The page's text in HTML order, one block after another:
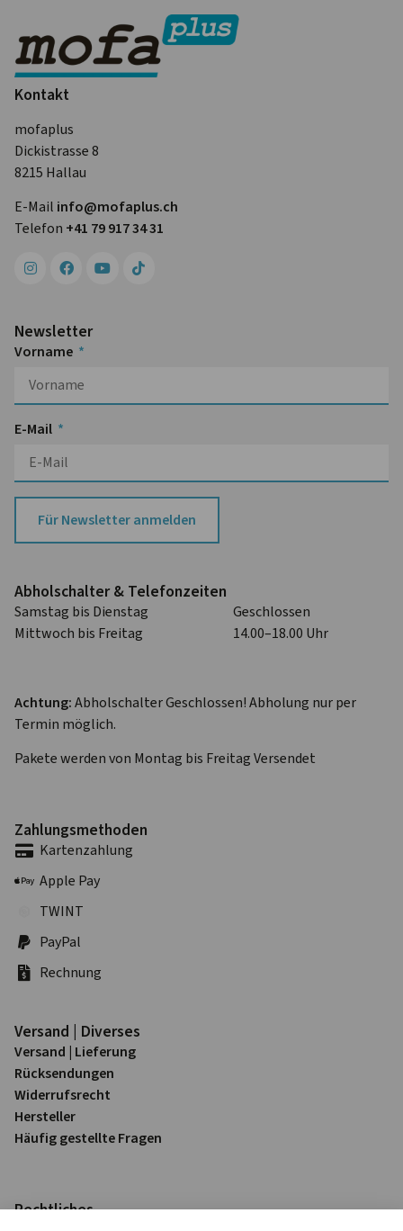
Kontakt
mofaplus
Dickistrasse 8
8215 Hallau
E-Mail info@mofa­plus.ch
Telefon +41 79 917 34 31
Newsletter
Vorname
E-Mail
Für Newsletter anmelden
Abhol­schalter & Telefon­zeiten
Samstag bis Dienstag
Geschlossen
Mittwoch bis Freitag
14.00–18.00 Uhr
Achtung:Abholschalter Geschlossen! Abholung nur per
Termin möglich.
Pakete werden von Montag bis Freitag Versendet
Zahlungs­methoden
Karten­zahlung
Apple Pay
TWINT
PayPal
Rechnung
Versand | Diverses
Versand | Lieferung
Rück­sendungen
Widerrufs­recht
Hersteller
Häufig gestellte Fragen
Rechtliches